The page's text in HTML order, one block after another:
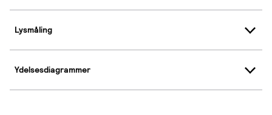
Lysmåling
Ydelsesdiagrammer